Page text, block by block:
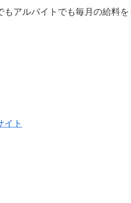
アルバイトでも毎月の給料
イト